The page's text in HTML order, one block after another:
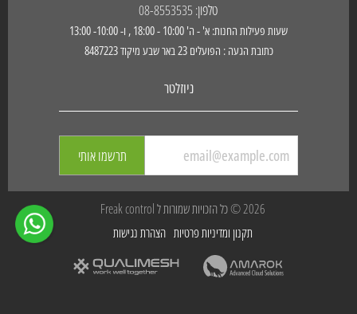
טלפון: 08-8553535
שעות פעילות החנות: א' - ה' 10:00 - 18:00 , ו- 10:00- 13:00
כתובת הגעה : הפועלים 23 באר שבע מיקוד 8487223
ניוזלטר
תרשמו אותי
2026 © כל הזכויות שמורות ל Freak control
תקנון ומדיניות פרטיות הצהרת נגישות